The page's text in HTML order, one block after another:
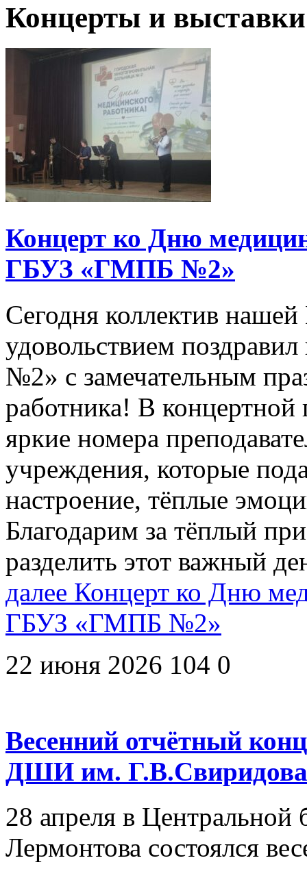
Концерты и выставки
Концерт ко Дню
ГБУЗ «ГМПБ №2»
Сегодня коллектив
удовольствием
№2» с замечательным
работника! В
яркие номера
учреждения, которые
настроение, тёплые
Благодарим за тёплый
разделить этот важный
далее Концерт ко Дню
ГБУЗ «ГМПБ №2»
22 июня 2026 104 0
Весенний отчётный
ДШИ им. Г.В.Свиридова
28 апреля в
Лермонтова состоялся